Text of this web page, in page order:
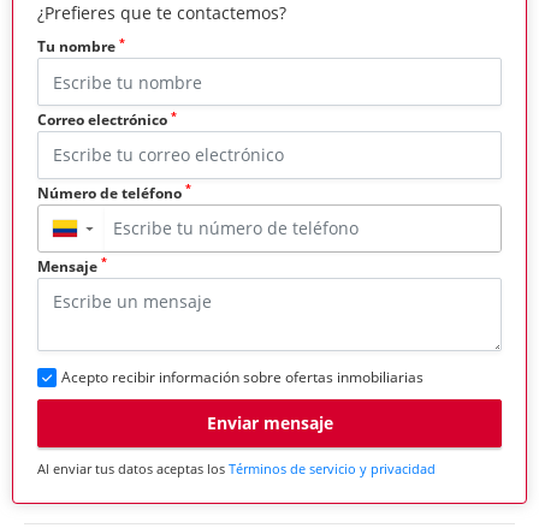
¿Prefieres que te contactemos?
Tu nombre *
Correo electrónico *
Número de teléfono *
▼
Mensaje *
Acepto recibir información sobre ofertas inmobiliarias
Enviar mensaje
Al enviar tus datos aceptas los Términos de servicio y privacidad